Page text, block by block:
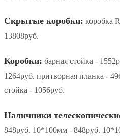
Скрытые коробки: коробка
13808руб.
Коробки: барная стойка -
1264руб. притворная планка -
стойка - 1056руб.
Наличники
848руб. 10*100мм - 848руб.